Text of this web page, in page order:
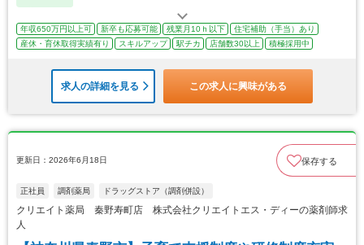
年収650万円以上可 新卒も応募可能 残業月10ｈ以下
住宅補助（手当）あり
産休・育休取得実績有り
スキルアップ 駅チカ 店舗数30以上 積極採用中
求人の詳細を見る この求人に興味がある
更新日：2026年6月18日 保存する
正社員 調剤薬局 ドラッグストア（調剤併設）
クリエイト薬局 秦野寿町店 株式会社クリエイトエス・ディーの薬剤師求
人